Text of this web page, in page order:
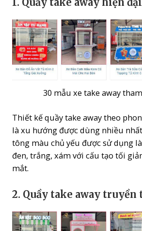
30 mẫu xe take away
Thiết kế quầy take away theo
là xu hướng được dùng nhiều nhất
tông màu chủ yếu được sử dụng
đen, trắng, xám với cấu tạo tối
mắt.
2. Quầy take away truyền